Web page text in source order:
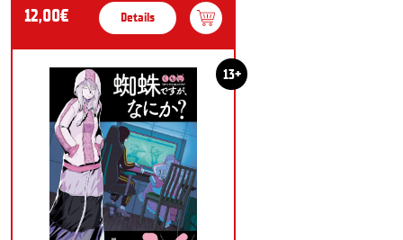
12,00€ Details
13+